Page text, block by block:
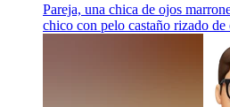
Pareja, una chica de ojos
chico con pelo castaño rizado de